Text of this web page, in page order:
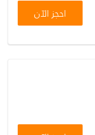
احجز الآن